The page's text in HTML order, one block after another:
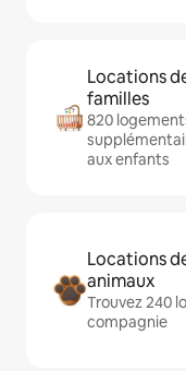
Locations
familles
820
aux enfants
Locations
animaux
Trouvez 240
compagnie